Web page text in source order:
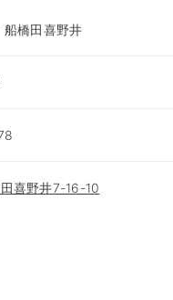
船橋田喜野井
喜野井7-16-10